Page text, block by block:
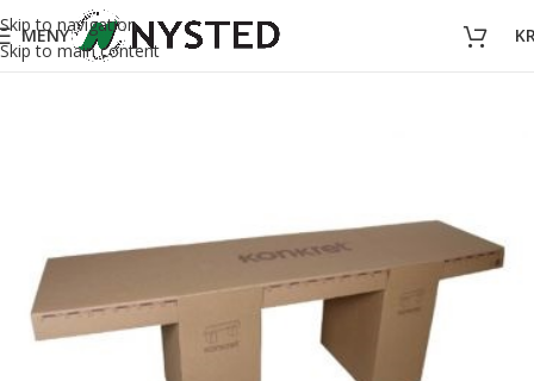
Skip to navigation
Skip to main content
MENY